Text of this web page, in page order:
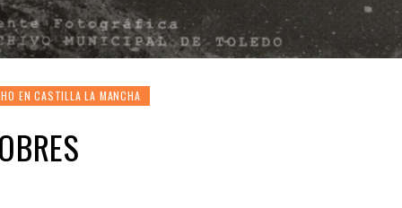
EN CASTILLA LA MANCHA